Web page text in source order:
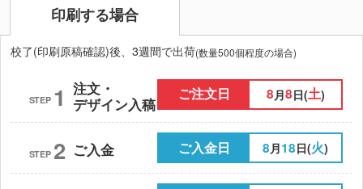
印刷する場合
校了(印刷原稿確認)後、3週間で出荷(数量500個程度の場合)
STEP 1 注文・
デザイン入稿
ご注文日 8 月8日(土)
STEP 2 ご入金 ご入金日 8月18日(火)